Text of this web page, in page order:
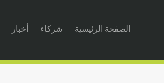
الصفحة الرئيسية شركاء أخبار